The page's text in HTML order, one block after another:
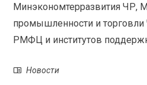
Минэкономтерразвития ЧР,
промышленности и торговли
РМФЦ и институтов
Новости